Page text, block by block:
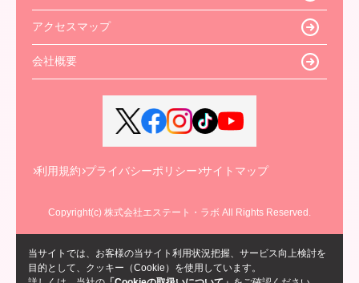
アクセスマップ
会社概要
利用規約 プライバシーポリシー サイトマップ
Copyright(c) 株式会社エステート・ラボ All Rights Reserved.
当サイトでは、お客様の当サイト利用状況把握、サービス向上検討を
目的として、クッキー（Cookie）を使用しています。